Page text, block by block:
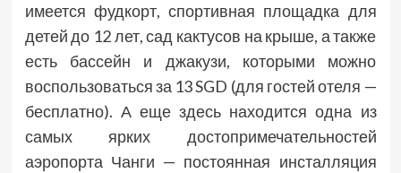
имеется фудкорт, спортивная площадка для
детей до 12 лет, сад кактусов на крыше, а также
есть бассейн и джакузи, которыми можно
воспользоваться за 13 SGD (для гостей отеля —
бесплатно). А еще здесь находится одна из
самых ярких достопримечательностей
аэропорта Чанги — постоянная инсталляция